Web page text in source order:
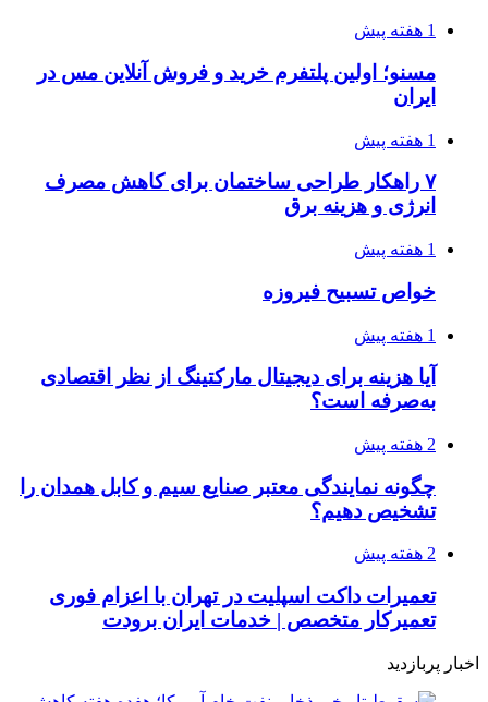
1 هفته پیش
مسنو؛ اولین پلتفرم خرید و فروش آنلاین مس در
ایران
1 هفته پیش
۷ راهکار طراحی ساختمان برای کاهش مصرف
انرژی و هزینه برق
1 هفته پیش
خواص تسبیح فیروزه
1 هفته پیش
آیا هزینه برای دیجیتال مارکتینگ از نظر اقتصادی
به‌صرفه است؟
2 هفته پیش
چگونه نمایندگی معتبر صنایع سیم و کابل همدان را
تشخیص دهیم؟
2 هفته پیش
تعمیرات داکت اسپلیت در تهران با اعزام فوری
تعمیرکار متخصص | خدمات ایران برودت
اخبار پربازدید